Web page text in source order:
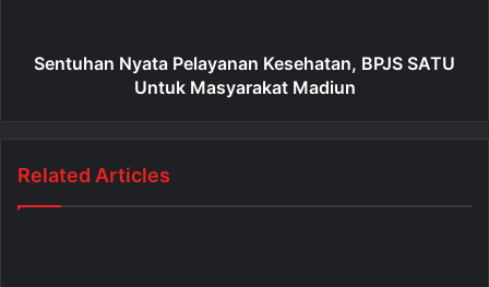
Sentuhan Nyata Pelayanan Kesehatan, BPJS SATU
Untuk Masyarakat Madiun
Related Articles